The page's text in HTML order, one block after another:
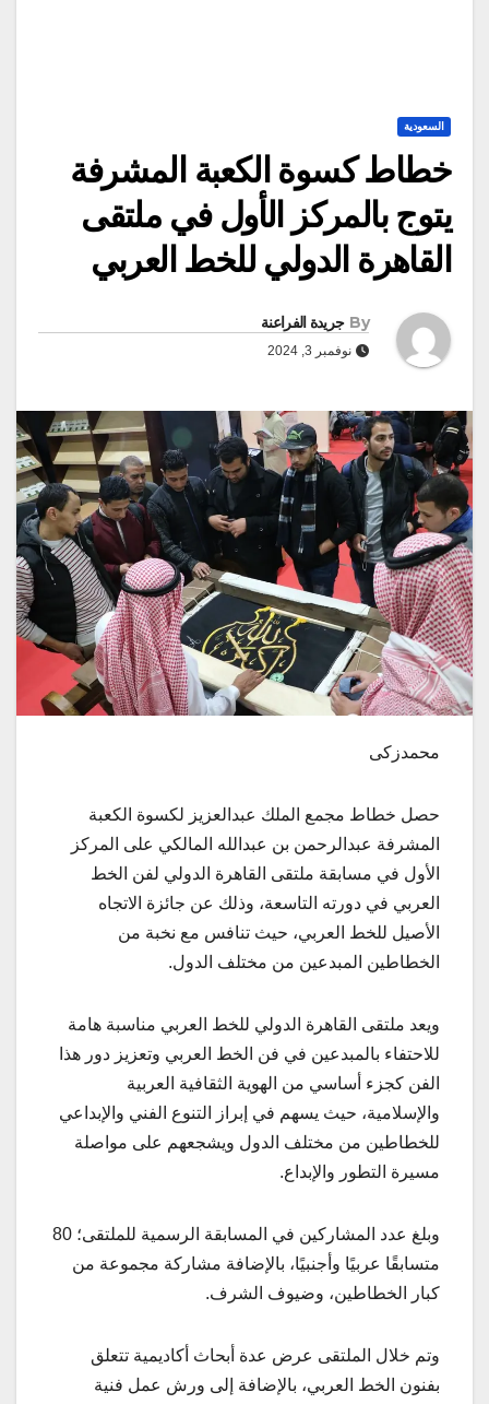
السعودية
خطاط كسوة الكعبة المشرفة
يتوج بالمركز الأول في ملتقى
القاهرة الدولي للخط العربي
By جريدة الفراعنة
نوفمبر 3, 2024
محمدزكى
حصل خطاط مجمع الملك عبدالعزيز لكسوة الكعبة
المشرفة عبدالرحمن بن عبدالله المالكي على المركز
الأول في مسابقة ملتقى القاهرة الدولي لفن الخط
العربي في دورته التاسعة، وذلك عن جائزة الاتجاه
الأصيل للخط العربي، حيث تنافس مع نخبة من
الخطاطين المبدعين من مختلف الدول.
ويعد ملتقى القاهرة الدولي للخط العربي مناسبة هامة
للاحتفاء بالمبدعين في فن الخط العربي وتعزيز دور هذا
الفن كجزء أساسي من الهوية الثقافية العربية
والإسلامية، حيث يسهم في إبراز التنوع الفني والإبداعي
للخطاطين من مختلف الدول ويشجعهم على مواصلة
مسيرة التطور والإبداع.
وبلغ عدد المشاركين في المسابقة الرسمية للملتقى؛ 80
متسابقًا عربيًا وأجنبيًا، بالإضافة مشاركة مجموعة من
كبار الخطاطين، وضيوف الشرف.
وتم خلال الملتقى عرض عدة أبحاث أكاديمية تتعلق
بفنون الخط العربي، بالإضافة إلى ورش عمل فنية